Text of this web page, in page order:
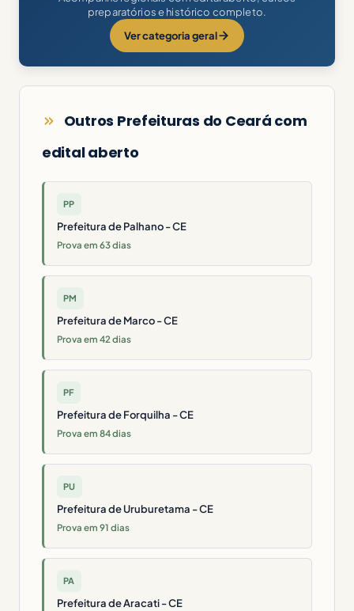
preparatórios e histórico completo.
Ver categoria geral
Outros Prefeituras do Ceará com
edital aberto
PP
Prefeitura de Palhano - CE
Prova em 63 dias
PM
Prefeitura de Marco - CE
Prova em 42 dias
PF
Prefeitura de Forquilha - CE
Prova em 84 dias
PU
Prefeitura de Uruburetama - CE
Prova em 91 dias
PA
Prefeitura de Aracati - CE